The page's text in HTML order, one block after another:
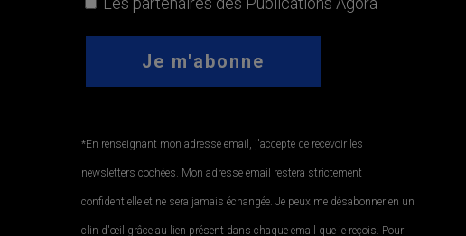
*En renseignant mon adresse email, j'accepte de recevoir les
newsletters cochées. Mon adresse email restera strictement
confidentielle et ne sera jamais échangée. Je peux me désabonner en un
clin d'œil grâce au lien présent dans chaque email que je reçois. Pour